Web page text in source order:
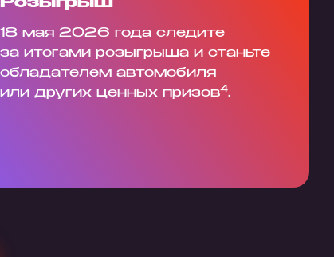
Розыгрыш
18 мая 2026 года следите
за итогами розыгрыша и станьте
обладателем автомобиля
или других ценных призов4.